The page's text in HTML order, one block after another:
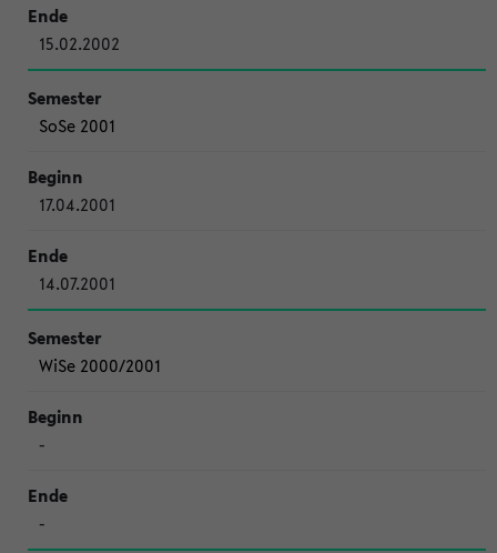
15.02.2002
SoSe 2001
17.04.2001
14.07.2001
WiSe 2000/2001
-
-